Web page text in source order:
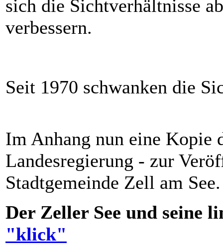
sich die Sichtverhältnisse
verbessern.
Seit 1970 schwanken die
Im Anhang nun eine Kopie
Landesregierung - zur
Stadtgemeinde Zell am See.
Der Zeller See und seine
"klick"